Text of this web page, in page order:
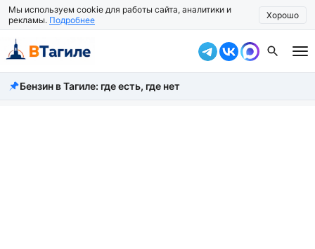
Мы используем cookie для работы сайта, аналитики и
рекламы. Подробнее Хорошо
Все новости
Бензин в Тагиле: где есть, где нет